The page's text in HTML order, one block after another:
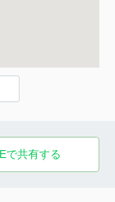
で共有する